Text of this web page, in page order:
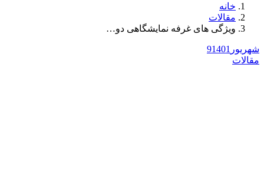
خانه
مقالات
ویژگی های غرفه نمایشگاهی دو…
شهریور 91401
مقالات